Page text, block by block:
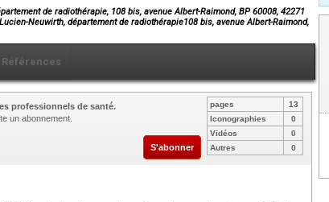
de radiothérapie, 108 bis, avenue Albert-Raimond, BP 60008, 42271
Neuwirth, département de radiothérapie108 bis, avenue Albert-Raimond,
Références
professionnels de santé.
un abonnement.
S'abonner
pages
13
Iconographies
0
Vidéos
0
Autres
0